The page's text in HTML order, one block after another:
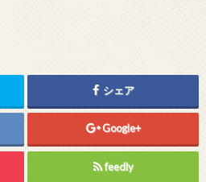
シェア
Google+
feedly